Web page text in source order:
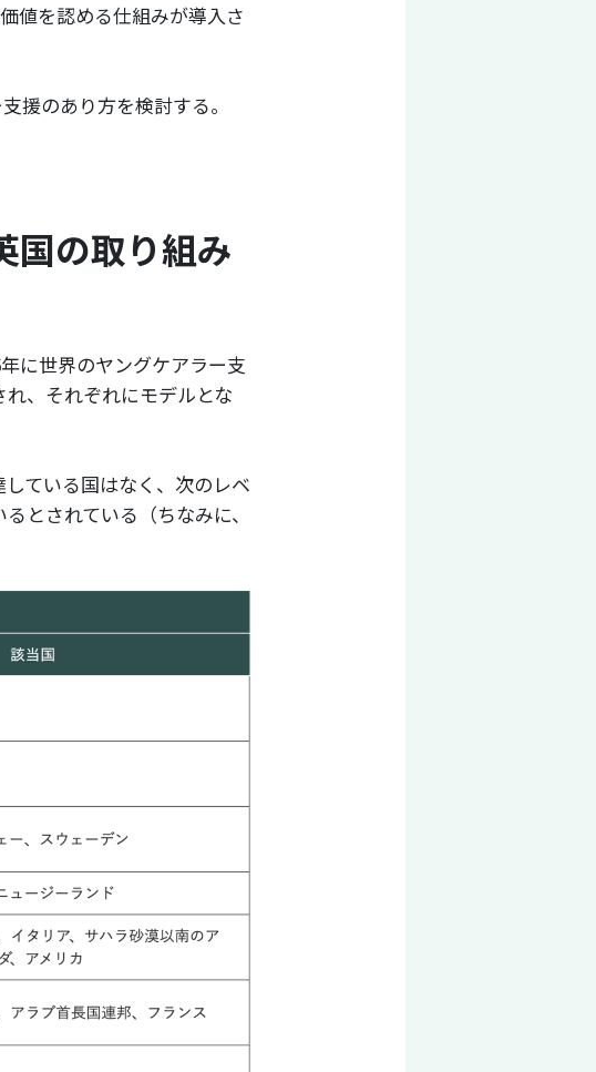
値を認める仕組みが導入さ
援のあり方を検討する。
国の取り組み
に世界のヤングケアラー支
、それぞれにモデルとな
ている国はなく、次のレベ
とされている（ちなみに、